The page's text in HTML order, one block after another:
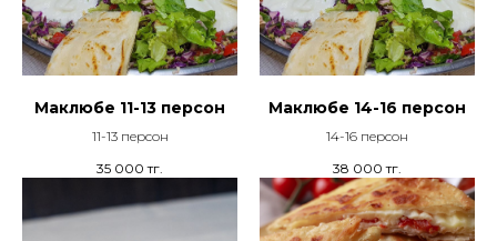
Маклюбе 11-13 персон
11-13 персон
35 000 тг.
Маклюбе 14-16 персон
14-16 персон
38 000 тг.